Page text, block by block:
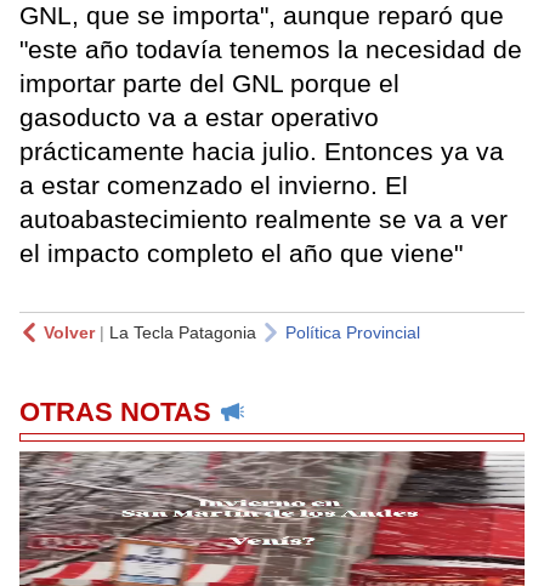
GNL, que se importa", aunque reparó que
"este año todavía tenemos la necesidad de
importar parte del GNL porque el
gasoducto va a estar operativo
prácticamente hacia julio. Entonces ya va
a estar comenzado el invierno. El
autoabastecimiento realmente se va a ver
el impacto completo el año que viene"
Volver| La Tecla Patagonia Política Provincial
OTRAS NOTAS